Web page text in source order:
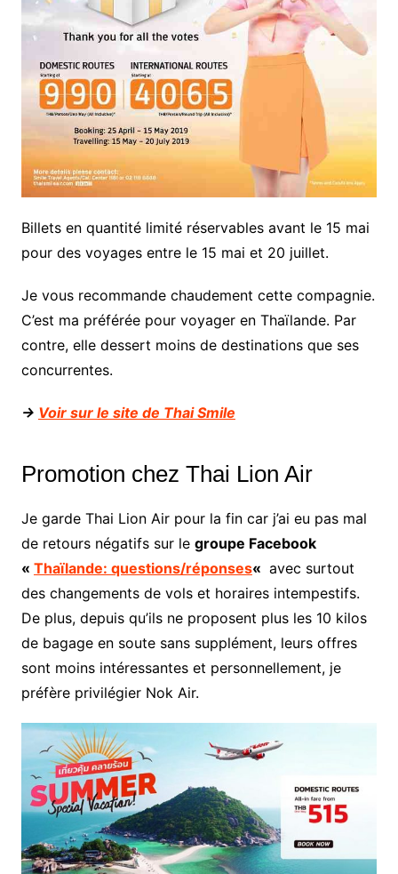
Billets en quantité limité réservables avant le 15 mai
pour des voyages entre le 15 mai et 20 juillet.
Je vous recommande chaudement cette compagnie.
C’est ma préférée pour voyager en Thaïlande. Par
contre, elle dessert moins de destinations que ses
concurrentes.
-> Voir sur le site de Thai Smile
Promotion chez Thai Lion Air
Je garde Thai Lion Air pour la fin car j’ai eu pas mal
de retours négatifs sur le groupe Facebook
« Thaïlande: questions/réponses« avec surtout
des changements de vols et horaires intempestifs.
De plus, depuis qu’ils ne proposent plus les 10 kilos
de bagage en soute sans supplément, leurs offres
sont moins intéressantes et personnellement, je
préfère privilégier Nok Air.